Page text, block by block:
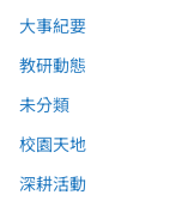
大事紀要
教研動態
未分類
校園天地
深耕活動